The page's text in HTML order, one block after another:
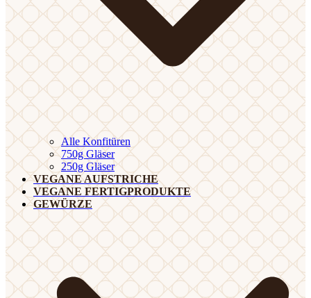
Alle Konfitüren
750g Gläser
250g Gläser
VEGANE AUFSTRICHE
VEGANE FERTIGPRODUKTE
GEWÜRZE